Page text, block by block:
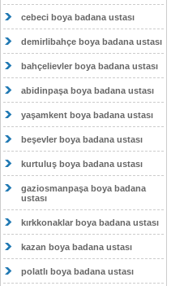
cebeci boya badana ustası
demirlibahçe boya badana ustası
bahçelievler boya badana ustası
abidinpaşa boya badana ustası
yaşamkent boya badana ustası
beşevler boya badana ustası
kurtuluş boya badana ustası
gaziosmanpaşa boya badana
ustası
kırkkonaklar boya badana ustası
kazan boya badana ustası
polatlı boya badana ustası